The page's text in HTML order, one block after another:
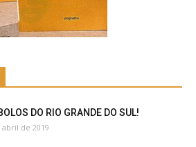
DO RIO GRANDE DO SUL!
abril de 2019